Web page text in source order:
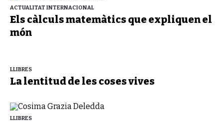
ACTUALITAT INTERNACIONAL
Els càlculs matemàtics que expliquen el
món
LLIBRES
La lentitud de les coses vives
LLIBRES